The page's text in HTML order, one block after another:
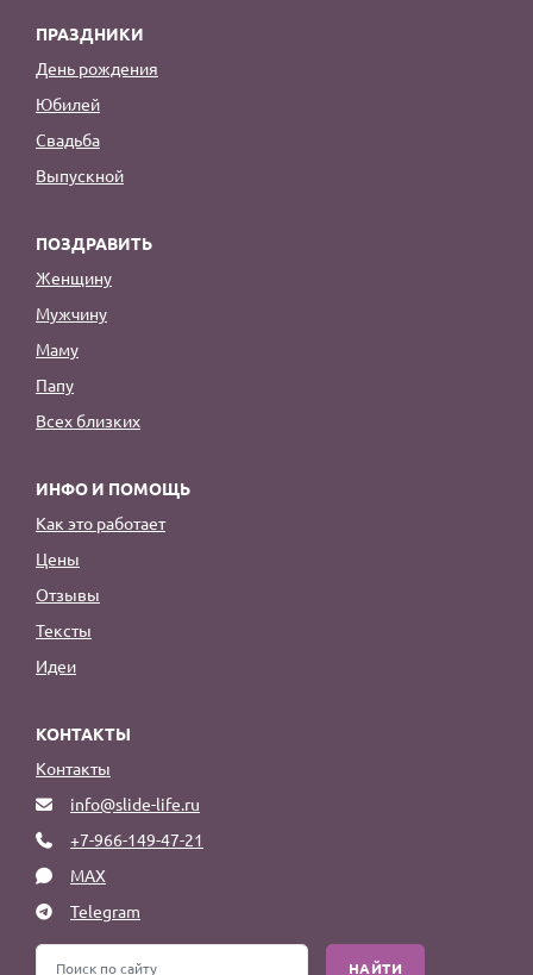
ПРАЗДНИКИ
День рождения
Юбилей
Свадьба
Выпускной
ПОЗДРАВИТЬ
Женщину
Мужчину
Маму
Папу
Всех близких
ИНФО И ПОМОЩЬ
Как это работает
Цены
Отзывы
Тексты
Идеи
КОНТАКТЫ
Контакты
info@slide-life.ru
+7-966-149-47-21
MAX
Telegram
НАЙТИ